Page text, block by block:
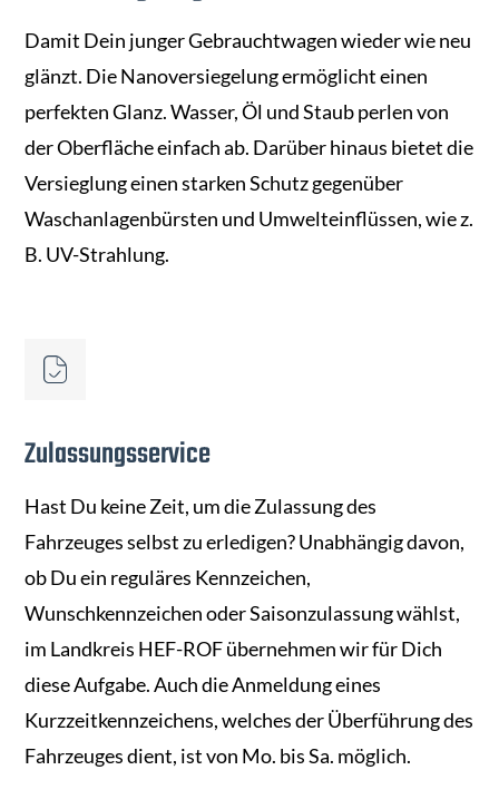
Damit Dein junger Gebrauchtwagen wieder wie neu
glänzt. Die Nanoversiegelung ermöglicht einen
perfekten Glanz. Wasser, Öl und Staub perlen von
der Oberfläche einfach ab. Darüber hinaus bietet die
Versieglung einen starken Schutz gegenüber
Waschanlagenbürsten und Umwelteinflüssen, wie z.
B. UV-Strahlung.
Zulassungsservice
Hast Du keine Zeit, um die Zulassung des
Fahrzeuges selbst zu erledigen? Unabhängig davon,
ob Du ein reguläres Kennzeichen,
Wunschkennzeichen oder Saisonzulassung wählst,
im Landkreis HEF-ROF übernehmen wir für Dich
diese Aufgabe. Auch die Anmeldung eines
Kurzzeitkennzeichens, welches der Überführung des
Fahrzeuges dient, ist von Mo. bis Sa. möglich.